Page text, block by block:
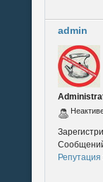
admin
Репутация